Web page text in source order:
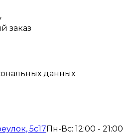
заказ
данных
5с17 Пн-Вс: 12:00 - 21:00